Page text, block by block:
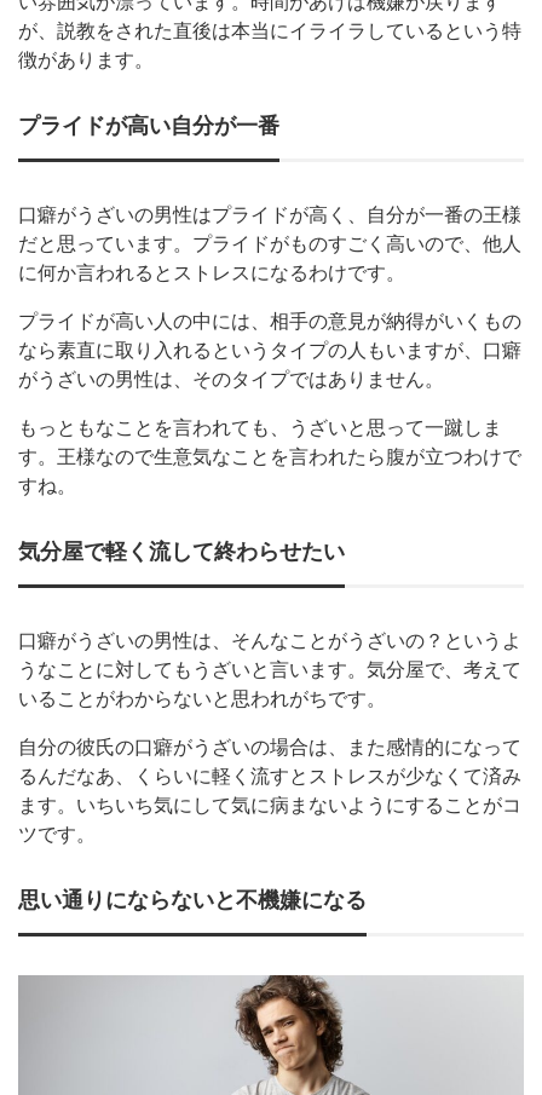
が、説教をされた直後は本当にイライラしているという特
徴があります。
プライドが高い自分が一番
口癖がうざいの男性はプライドが高く、自分が一番の王様
だと思っています。プライドがものすごく高いので、他人
に何か言われるとストレスになるわけです。
プライドが高い人の中には、相手の意見が納得がいくもの
なら素直に取り入れるというタイプの人もいますが、口癖
がうざいの男性は、そのタイプではありません。
もっともなことを言われても、うざいと思って一蹴しま
す。王様なので生意気なことを言われたら腹が立つわけで
すね。
気分屋で軽く流して終わらせたい
口癖がうざいの男性は、そんなことがうざいの？というよ
うなことに対してもうざいと言います。気分屋で、考えて
いることがわからないと思われがちです。
自分の彼氏の口癖がうざいの場合は、また感情的になって
るんだなあ、くらいに軽く流すとストレスが少なくて済み
ます。いちいち気にして気に病まないようにすることがコ
ツです。
思い通りにならないと不機嫌になる